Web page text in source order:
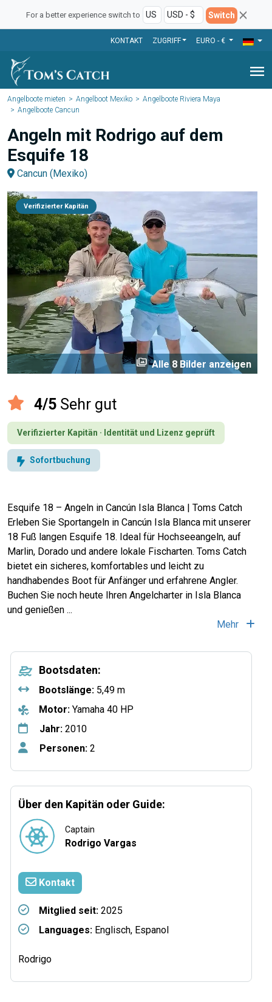
For a better experience switch to Switch
KONTAKT ZUGRIFF EURO - €
menu
Angelboote mieten Angelboot Mexiko
Angelboote Riviera Maya
Angelboote Cancun
Angeln mit Rodrigo auf dem
Esquife 18
Cancun (Mexiko)
Verifizierter Kapitän
perm_media Alle 8 Bilder anzeigen
4/5 Sehr gut
Verifizierter Kapitän · Identität und Lizenz geprüft
Sofortbuchung
Esquife 18 – Angeln in Cancún Isla Blanca | Toms Catch
Erleben Sie Sportangeln in Cancún Isla Blanca mit unserer
18 Fuß langen Esquife 18. Ideal für Hochseeangeln, auf
Marlin, Dorado und andere lokale Fischarten. Toms Catch
bietet ein sicheres, komfortables und leicht zu
handhabendes Boot für Anfänger und erfahrene Angler.
Buchen Sie noch heute Ihren Angelcharter in Isla Blanca
und genießen ...
Mehr
Bootsdaten:
Bootslänge: 5,49 m
Motor: Yamaha 40 HP
Jahr: 2010
Personen: 2
Über den Kapitän oder Guide:
Captain
Rodrigo Vargas
Kontakt
Mitglied seit: 2025
Languages: Englisch, Espanol
Rodrigo